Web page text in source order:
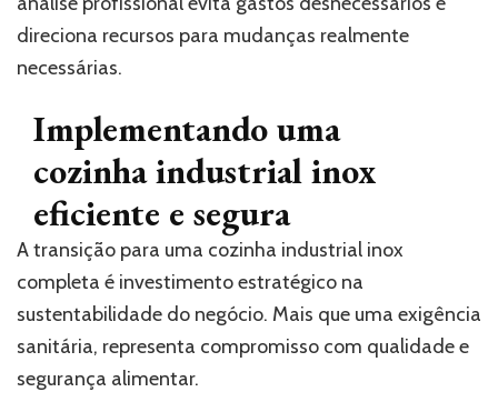
direciona recursos para mudanças realmente
necessárias.
Implementando uma
cozinha industrial inox
eficiente e segura
A transição para uma cozinha industrial inox
completa é investimento estratégico na
sustentabilidade do negócio. Mais que uma exigência
sanitária, representa compromisso com qualidade e
segurança alimentar.